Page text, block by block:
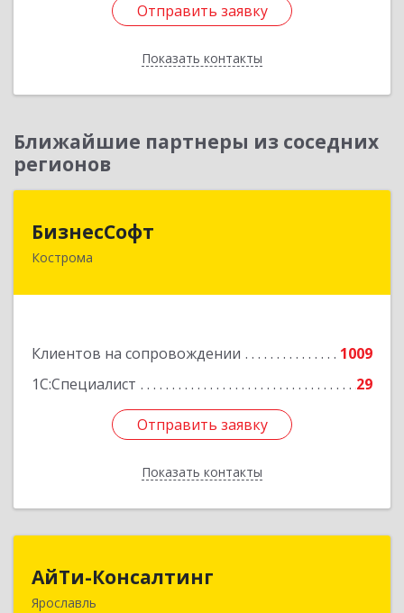
Отправить заявку
Показать контакты
Отправить заявку
Назад
Ближайшие партнеры из соседних
регионов
БизнесСофт
Кострома
Клиентов на сопровождении
1009
1С:Специалист
29
Отправить заявку
Показать контакты
Отправить заявку
Назад
АйТи-Консалтинг
Ярославль
150007, Ярославская обл, Ярославль г, Урочская